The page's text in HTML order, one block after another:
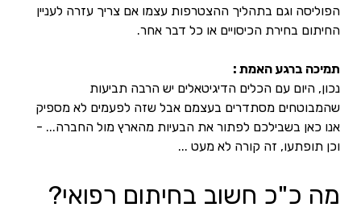
הפוליסה וגם בתהליך ההצטרפות עצמו אם צריך עזרה לעניין
החיתום בחירת הכיסויים או כל דבר אחר.
תמיכה ברגע האמת :
נכון, היום עם הכלים הדיגיטאלים יש הרבה תביעות
שהמבוטחים מסתדרים בעצמם אבל שזה לפעמים לא מספיק
אנו כאן בשבילכם לפתור את הבעיות מהארץ מול החברה... -
וכן תופתעו, זה קורה לא מעט ...
מה כ"כ חשוב בחיתום רפואי?